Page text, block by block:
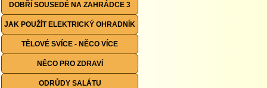
DOBŘÍ SOUSEDÉ NA ZAHRÁDCE 3
JAK POUŽÍT ELEKTRICKÝ OHRADNÍK
TĚLOVÉ SVÍCE - NĚCO VÍCE
NĚCO PRO ZDRAVÍ
ODRŮDY SALÁTU